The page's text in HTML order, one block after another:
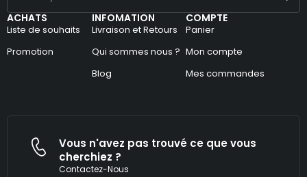
ACHATS
Liste de souhaits
Promotion
INFOMATION
Livraison et Retours
Qui sommes nous ?
Blog
COMPTE
Panier
Mon compte
Mes commandes
Vous n'avez pas trouvé ce que vous
cherchiez ?
Contactez-Nous